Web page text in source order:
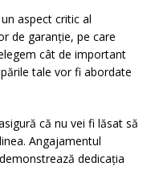
aspect critic al
de garanție, pe care
cât de important
tale vor fi abordate
că nu vei fi lăsat să
Angajamentul
dedicația